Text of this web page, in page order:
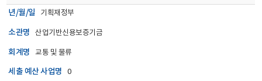
시스템
(지출)
을
회계연도,
월/
년/월/일 기획재정부
소관명 산업기반신용보증기금
회계명 교통 및 물류
세출 예산 사업명 0